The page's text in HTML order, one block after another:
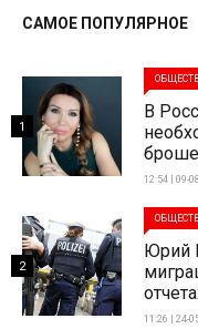
САМОЕ ПОПУЛЯРНОЕ
В
12:54 | 09-
1
Юрий
11:26 | 24-
2